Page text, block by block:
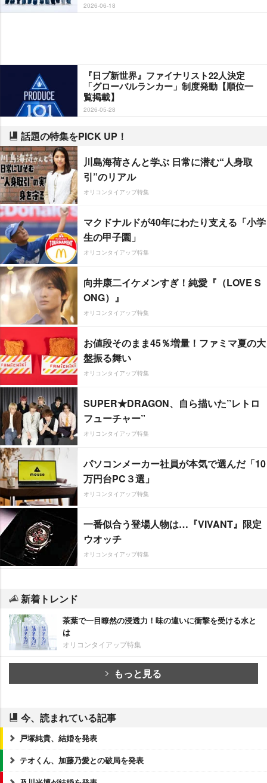
2026-06-18
『日プ新世界』ファイナリスト22人決定
「グローバルランカー」制度発動【順位一
覧掲載】
2026-05-28
話題の特集をPICK UP！
川島海荷さんと学ぶ 日常に潜む“人身取
引”のリアル
オリコンタイアップ特集
マクドナルドが40年にわたり支える「小学
生の甲子園」
オリコンタイアップ特集
向井康二イケメンすぎ！純愛『（LOVE S
ONG）』
オリコンタイアップ特集
お値段そのまま45％増量！ファミマ夏の大
盤振る舞い
オリコンタイアップ特集
SUPER★DRAGON、自ら描いた”レトロ
フューチャー”
オリコンタイアップ特集
パソコンメーカー社員が本気で選んだ「10
万円台PC３選」
オリコンタイアップ特集
一番似合う登場人物は…『VIVANT』限定
ウオッチ
オリコンタイアップ特集
新着トレンド
茶葉で一目瞭然の浸透力！味の違いに衝撃を受ける水と
は
オリコンタイアップ特集
もっと見る
今、読まれている記事
戸塚純貴、結婚を発表
テオくん、加藤乃愛との破局を発表